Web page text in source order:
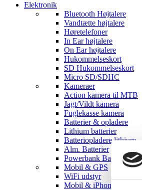
Elektronik
Bluetooth Højtalere
Vandtætte højtalere
Høretelefoner
In Ear højtalere
On Ear højtalere
Hukommelseskort
SD Hukommelseskort
Micro SD/SDHC
Kameraer
Action kamera til MTB
Jagt/Vildt kamera
Fuglekasse kamera
Batterier & opladere
Lithium batterier
Batteriopladere lithium
Alm. Batterier
Powerbank Batterier
Mobil & GPS
WiFi udstyr
Mobil & iPhone tilbehør